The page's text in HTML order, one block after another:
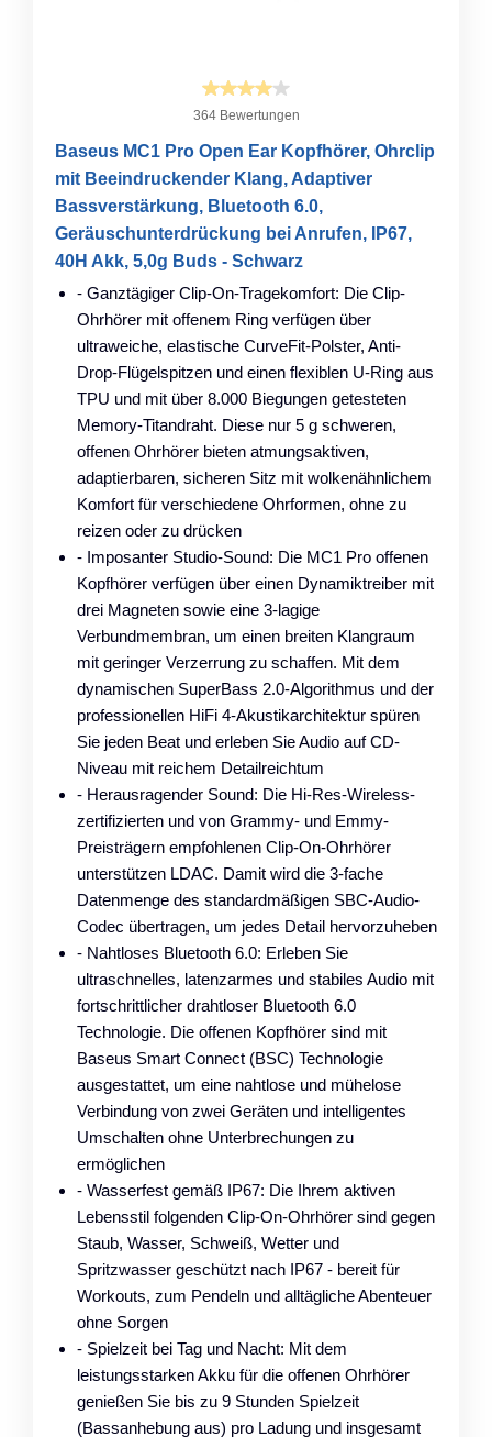
364 Bewertungen
Baseus MC1 Pro Open Ear Kopfhörer, Ohrclip
mit Beeindruckender Klang, Adaptiver
Bassverstärkung, Bluetooth 6.0,
Geräuschunterdrückung bei Anrufen, IP67,
40H Akk, 5,0g Buds - Schwarz
- Ganztägiger Clip-On-Tragekomfort: Die Clip-
Ohrhörer mit offenem Ring verfügen über
ultraweiche, elastische CurveFit-Polster, Anti-
Drop-Flügelspitzen und einen flexiblen U-Ring aus
TPU und mit über 8.000 Biegungen getesteten
Memory-Titandraht. Diese nur 5 g schweren,
offenen Ohrhörer bieten atmungsaktiven,
adaptierbaren, sicheren Sitz mit wolkenähnlichem
Komfort für verschiedene Ohrformen, ohne zu
reizen oder zu drücken
- Imposanter Studio-Sound: Die MC1 Pro offenen
Kopfhörer verfügen über einen Dynamiktreiber mit
drei Magneten sowie eine 3-lagige
Verbundmembran, um einen breiten Klangraum
mit geringer Verzerrung zu schaffen. Mit dem
dynamischen SuperBass 2.0-Algorithmus und der
professionellen HiFi 4-Akustikarchitektur spüren
Sie jeden Beat und erleben Sie Audio auf CD-
Niveau mit reichem Detailreichtum
- Herausragender Sound: Die Hi-Res-Wireless-
zertifizierten und von Grammy- und Emmy-
Preisträgern empfohlenen Clip-On-Ohrhörer
unterstützen LDAC. Damit wird die 3-fache
Datenmenge des standardmäßigen SBC-Audio-
Codec übertragen, um jedes Detail hervorzuheben
- Nahtloses Bluetooth 6.0: Erleben Sie
ultraschnelles, latenzarmes und stabiles Audio mit
fortschrittlicher drahtloser Bluetooth 6.0
Technologie. Die offenen Kopfhörer sind mit
Baseus Smart Connect (BSC) Technologie
ausgestattet, um eine nahtlose und mühelose
Verbindung von zwei Geräten und intelligentes
Umschalten ohne Unterbrechungen zu
ermöglichen
- Wasserfest gemäß IP67: Die Ihrem aktiven
Lebensstil folgenden Clip-On-Ohrhörer sind gegen
Staub, Wasser, Schweiß, Wetter und
Spritzwasser geschützt nach IP67 - bereit für
Workouts, zum Pendeln und alltägliche Abenteuer
ohne Sorgen
- Spielzeit bei Tag und Nacht: Mit dem
leistungsstarken Akku für die offenen Ohrhörer
genießen Sie bis zu 9 Stunden Spielzeit
(Bassanhebung aus) pro Ladung und insgesamt